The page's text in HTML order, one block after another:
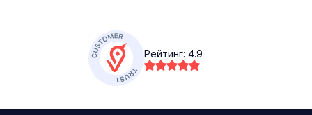
Рейтинг: 4.9